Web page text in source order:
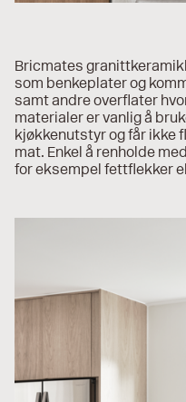
Bricmates
som benkeplater og
samt andre overflater
materialer er vanlig å
kjøkkenutstyr og får ikke
mat. Enkel å renholde
for eksempel fettflekker